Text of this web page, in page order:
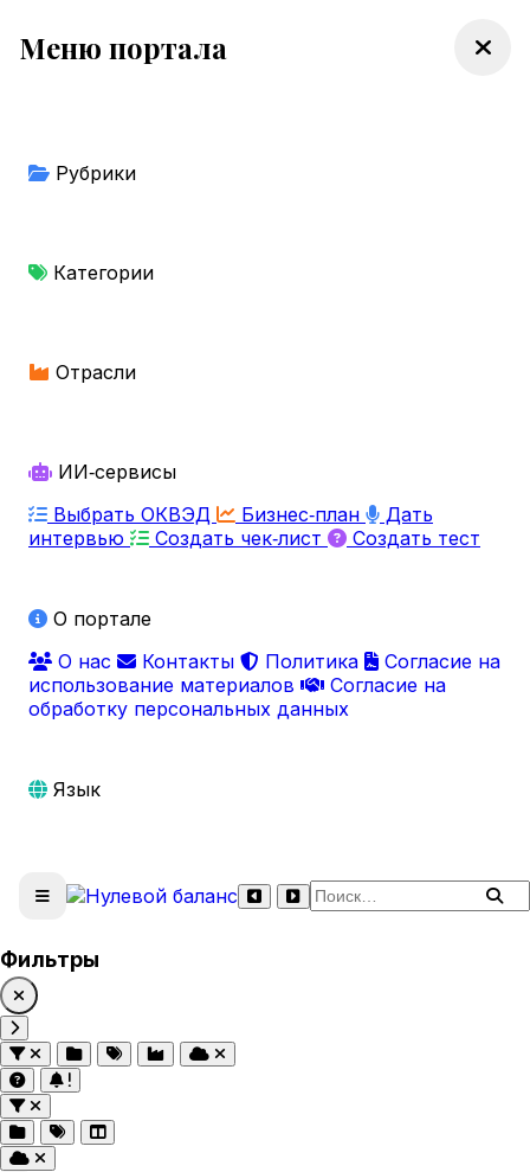
Меню портала
Рубрики
Категории
Отрасли
ИИ‑сервисы
Выбрать ОКВЭД
Бизнес‑план
Дать
интервью
Создать чек‑лист Создать тест
О портале
О нас
Контакты Политика
Согласие на
использование материалов
Согласие на
обработку персональных данных
Язык
Поиск по сайту
Фильтры